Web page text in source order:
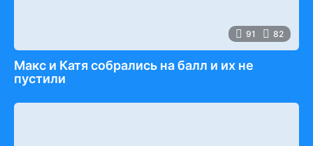
91 82
Макс и Катя собрались на балл и их не
пустили